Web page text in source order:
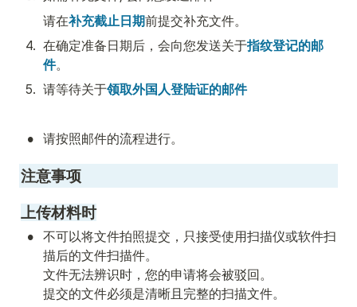
请在补充截止日期前提交补充文件。
4. 在确定准备日期后，会向您发送关于指纹登记的邮
件。
5. 请等待关于领取外国人登陆证的邮件
• 请按照邮件的流程进行。
注意事项
上传材料时
•
不可以将文件拍照提交，只接受使用扫描仪或软件扫
描后的文件扫描件。
文件无法辨识时，您的申请将会被驳回。
提交的文件必须是清晰且完整的扫描文件。